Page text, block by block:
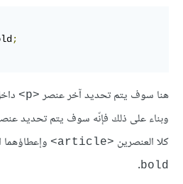
;
هنا سوف يتم تحديد آخر عنصر <p>
وبناء على ذلك فإنّه سوف يتم تحديد
كلا العنصرين <article>
bold
.